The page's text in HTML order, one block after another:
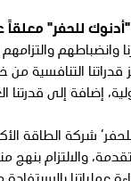
للحفر" معلقاً
والتزامهم
التنافسية من
إضافة إلى قدرتنا
شركة الطاقة
والالتزام